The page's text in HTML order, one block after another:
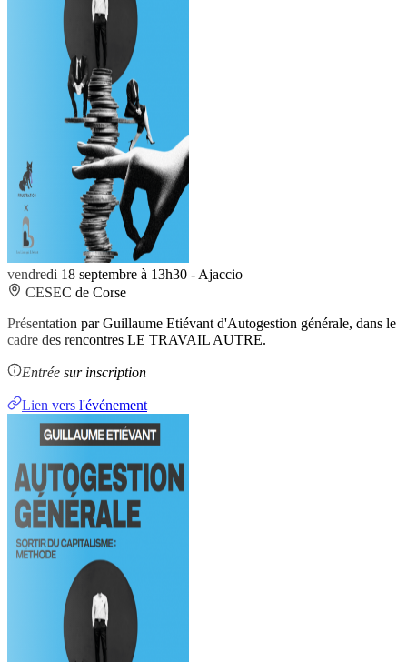
vendredi 18 septembre à 13h30 - Ajaccio
CESEC de Corse
Présentation par Guillaume Etiévant d'Autogestion générale, dans le
cadre des rencontres LE TRAVAIL AUTRE.
Entrée sur inscription
Lien vers l'événement